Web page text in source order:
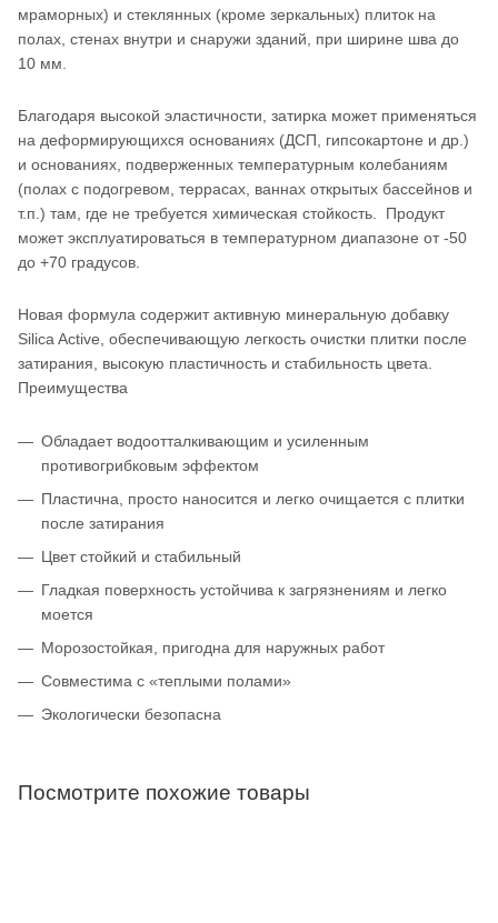
мраморных) и стеклянных (кроме зеркальных) плиток на
полах, стенах внутри и снаружи зданий, при ширине шва до
10 мм.
Благодаря высокой эластичности, затирка может применяться
на деформирующихся основаниях (ДСП, гипсокартоне и др.)
и основаниях, подверженных температурным колебаниям
(полах с подогревом, террасах, ваннах открытых бассейнов и
т.п.) там, где не требуется химическая стойкость. Продукт
может эксплуатироваться в температурном диапазоне от -50
до +70 градусов.
Новая формула содержит активную минеральную добавку
Silica Active, обеспечивающую легкость очистки плитки после
затирания, высокую пластичность и стабильность цвета.
Преимущества
Обладает водоотталкивающим и усиленным
противогрибковым эффектом
Пластична, просто наносится и легко очищается с плитки
после затирания
Цвет стойкий и стабильный
Гладкая поверхность устойчива к загрязнениям и легко
моется
Морозостойкая, пригодна для наружных работ
Совместима с «теплыми полами»
Экологически безопасна
Посмотрите похожие товары